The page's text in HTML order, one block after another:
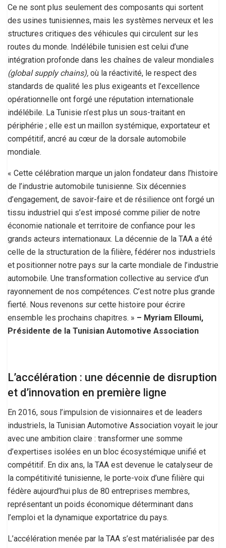
Ce ne sont plus seulement des composants qui sortent
des usines tunisiennes, mais les systèmes nerveux et les
structures critiques des véhicules qui circulent sur les
routes du monde. Indélébile tunisien est celui d’une
intégration profonde dans les chaînes de valeur mondiales
(global supply chains), où la réactivité, le respect des
standards de qualité les plus exigeants et l’excellence
opérationnelle ont forgé une réputation internationale
indélébile. La Tunisie n’est plus un sous-traitant en
périphérie ; elle est un maillon systémique, exportateur et
compétitif, ancré au cœur de la dorsale automobile
mondiale.
« Cette célébration marque un jalon fondateur dans l’histoire
de l’industrie automobile tunisienne. Six décennies
d’engagement, de savoir-faire et de résilience ont forgé un
tissu industriel qui s’est imposé comme pilier de notre
économie nationale et territoire de confiance pour les
grands acteurs internationaux. La décennie de la TAA a été
celle de la structuration de la filière, fédérer nos industriels
et positionner notre pays sur la carte mondiale de l’industrie
automobile. Une transformation collective au service d’un
rayonnement de nos compétences. C’est notre plus grande
fierté. Nous revenons sur cette histoire pour écrire
ensemble les prochains chapitres. » – Myriam Elloumi,
Présidente de la Tunisian Automotive Association
L’accélération : une décennie de disruption
et d’innovation en première ligne
En 2016, sous l’impulsion de visionnaires et de leaders
industriels, la Tunisian Automotive Association voyait le jour
avec une ambition claire : transformer une somme
d’expertises isolées en un bloc écosystémique unifié et
compétitif. En dix ans, la TAA est devenue le catalyseur de
la compétitivité tunisienne, le porte-voix d’une filière qui
fédère aujourd’hui plus de 80 entreprises membres,
représentant un poids économique déterminant dans
l’emploi et la dynamique exportatrice du pays.
L’accélération menée par la TAA s’est matérialisée par des